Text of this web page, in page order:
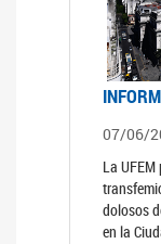
07/06/
La
dolosos
en la